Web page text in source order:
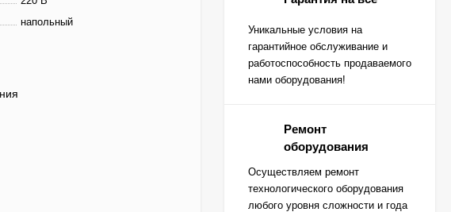
напольный
Уникальные условия на
гарантийное обслуживание и
работоспособность продаваемого
нами оборудования!
Ремонт
оборудования
Осуществляем ремонт
технологического оборудования
любого уровня сложности и года